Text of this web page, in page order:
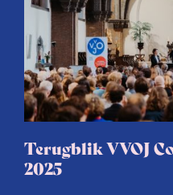
Terugblik VVOJ
2025